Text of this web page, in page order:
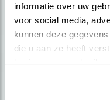
informatie over uw
voor social media,
kunnen deze
die u aan ze heeft